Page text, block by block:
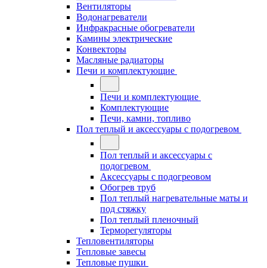
Вентиляторы
Водонагреватели
Инфракрасные обогреватели
Камины электрические
Конвекторы
Масляные радиаторы
Печи и комплектующие
Печи и комплектующие
Комплектующие
Печи, камни, топливо
Пол теплый и аксессуары с подогревом
Пол теплый и аксессуары с
подогревом
Аксессуары с подогреовом
Обогрев труб
Пол теплый нагревательные маты и
под стяжку
Пол теплый пленочный
Терморегуляторы
Тепловентиляторы
Тепловые завесы
Тепловые пушки